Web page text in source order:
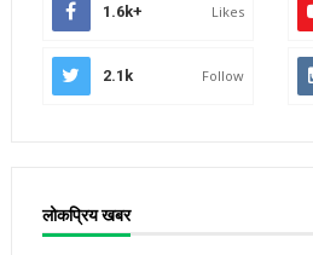
1.6k+ Likes
2.1k Follow
लोकप्रिय खबर